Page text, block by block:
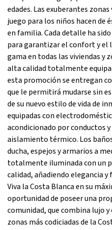
edades. Las exuberantes
juego para los niños hacen de
en familia. Cada detalle ha
para garantizar el confort y el
gama en todas las viviendas y
alta calidad totalmente
esta promoción se entregan
que le permitirá mudarse sin
de su nuevo estilo de vida de
equipadas con
acondicionado por conductos
aislamiento térmico. Los
ducha, espejos y armarios a
totalmente iluminada con un
calidad, añadiendo elegancia y
Viva la Costa Blanca en su
oportunidad de poseer una
comunidad, que combina lujo y
zonas más codiciadas de la